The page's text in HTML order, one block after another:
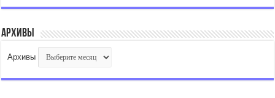
Архивы
Архивы